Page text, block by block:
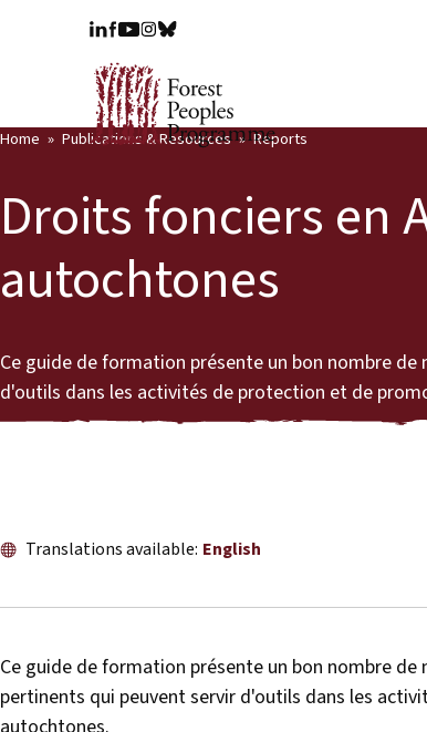
Home Publications & Resources Reports
Droits fonciers en
autochtones
Ce guide de formation présente un bon nombre
d'outils dans les activités de protection et de
Translations available: English
Ce guide de formation présente un bon nombre
pertinents qui peuvent servir d'outils dans les